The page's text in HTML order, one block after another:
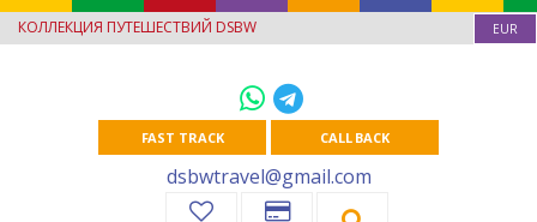
КОЛЛЕКЦИЯ ПУТЕШЕСТВИЙ DSBW EUR
FAST TRACK CALL BACK
dsbwtravel@gmail.com